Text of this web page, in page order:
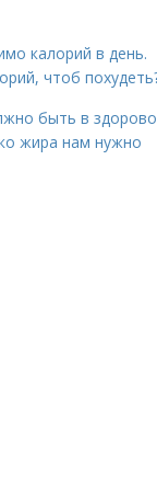
калорий в день.
чтоб
быть в
жира нам нужно